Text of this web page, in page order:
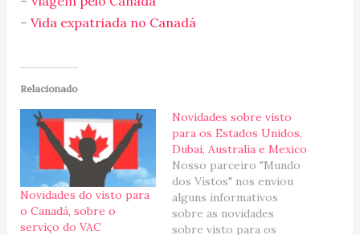
– Vida expatriada no Canadá
Relacionado
Novidades do visto para
o Canadá, sobre o
serviço do VAC
Novidades sobre visto
para os Estados Unidos,
Dubai, Australia e Mexico
Nosso parceiro "Mundo
dos Vistos" nos enviou
alguns informativos
sobre as novidades
sobre visto para os